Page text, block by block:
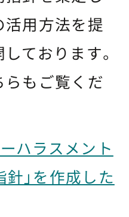
用方法を提
ております。
もご覧くだ
ハラスメント
」を作成した